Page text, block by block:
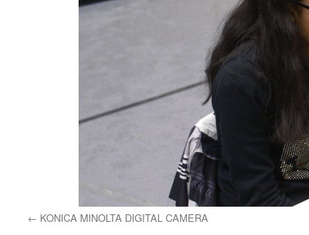
KONICA MINOLTA DIGITAL CAMERA